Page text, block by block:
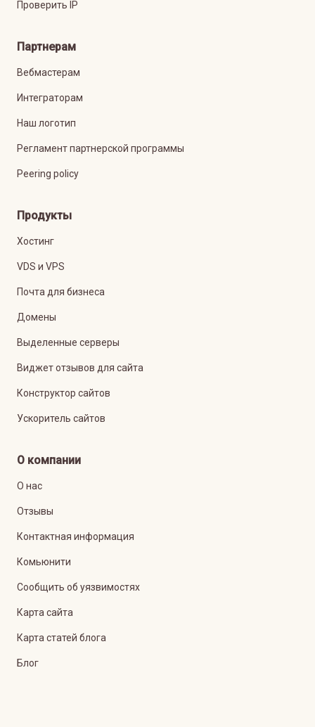
Проверить IP
Партнерам
Вебмастерам
Интеграторам
Наш логотип
Регламент партнерской программы
Peering policy
Продукты
Хостинг
VDS и VPS
Почта для бизнеса
Домены
Выделенные серверы
Виджет отзывов для сайта
Конструктор сайтов
Ускоритель сайтов
О компании
О нас
Отзывы
Контактная информация
Комьюнити
Сообщить об уязвимостях
Карта сайта
Карта статей блога
Блог